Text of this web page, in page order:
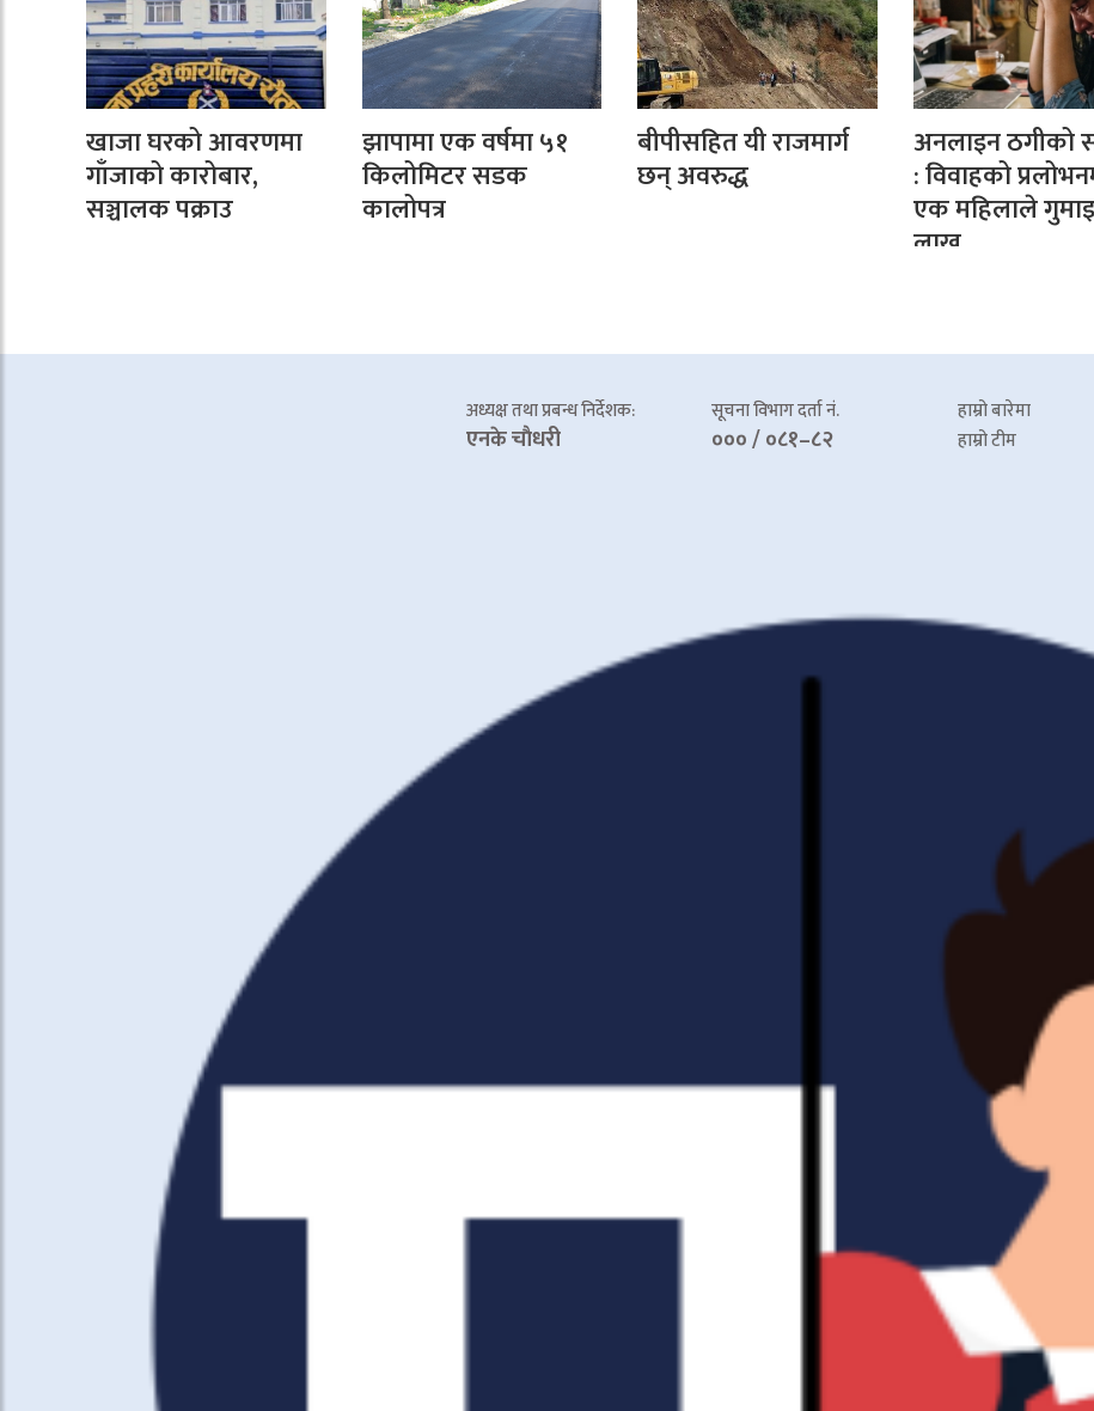
खाजा घरको आवरणमा
गाँजाको कारोबार,
सञ्चालक पक्राउ
झापामा एक वर्षमा ५१
किलोमिटर सडक
कालोपत्र
बीपीसहित यी राजमार्ग
छन् अवरुद्ध
अनलाइन ठगीको
: विवाहको
एक महिलाले
लाख
अध्यक्ष तथा प्रबन्ध निर्देशक:
एनके चाैधरी
सूचना विभाग दर्ता नं.
००० / ०८१–८२
हाम्रो बारेमा
हाम्रो टीम